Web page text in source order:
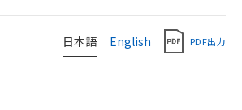
日本語 English PDF出力